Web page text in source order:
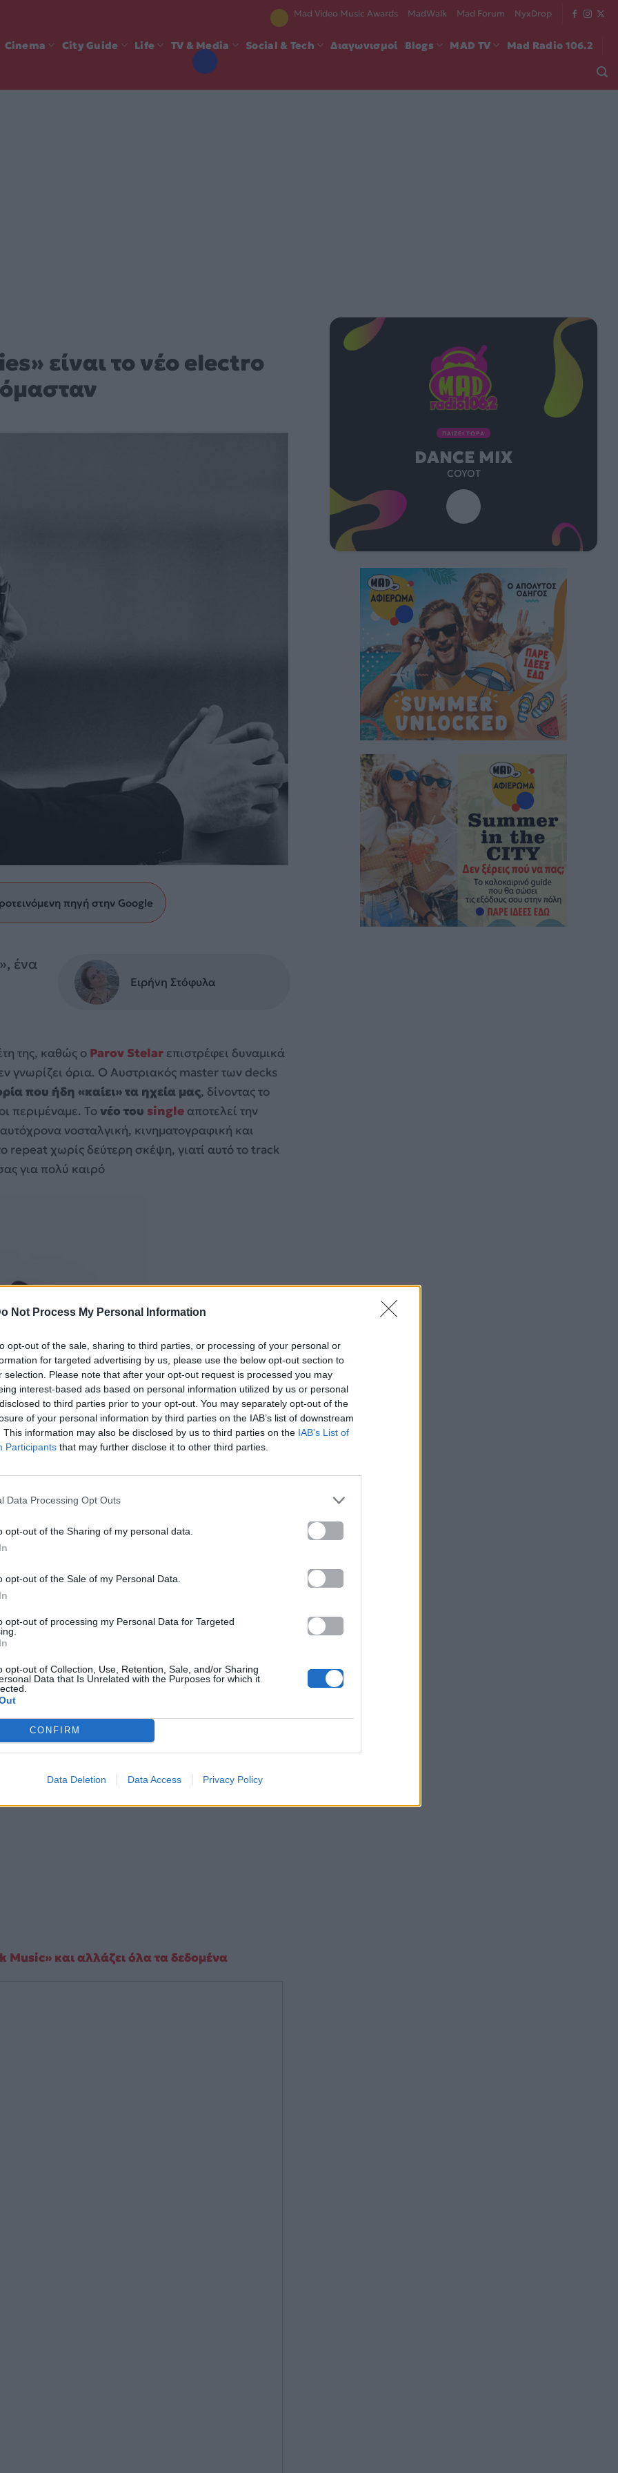
Not Process My Personal Information
opt-out of the sale, sharing to third parties, or processing of your personal or
for targeted advertising by us, please use the below opt-out section to
selection. Please note that after your opt-out request is processed you may
interest-based ads based on personal information utilized by us or personal
to third parties prior to your opt-out. You may separately opt-out of the
of your personal information by third parties on the IAB’s list of downstream
This information may also be disclosed by us to third parties on the IAB’s List of
Participants that may further disclose it to other third parties.
Data Processing Opt Outs
opt-out of the Sharing of my personal data.
opt-out of the Sale of my Personal Data.
opt-out of processing my Personal Data for Targeted
opt-out of Collection, Use, Retention, Sale, and/or Sharing
Data that Is Unrelated with the Purposes for which it
CONFIRM
Data Deletion Data Access Privacy Policy
Mad Video Music Awards MadWalk Mad Forum NyxDrop
Cinema City Guide Life TV & Media Social & Tech Διαγωνισμοί Blogs MAD TV Mad Radio 106.2
είναι το νέο electro
πηγή στην Google
ένα
Ειρήνη Στόφυλα
της, καθώς ο Parov Stelar επιστρέφει δυναμικά
γνωρίζει όρια. Ο Αυστριακός master των decks
που ήδη «καίει» τα ηχεία μας, δίνοντας το
περιμέναμε. Τονέο του single αποτελεί την
νοσταλγική, κινηματογραφική και
repeat χωρίς δεύτερη σκέψη, γιατί αυτό το track
για πολύ καιρό
parovstelarofficial/
υποδέχθηκε το
την υπογραφή του ίδιου του Marcus Füreder,
διάρκεια ακριβώς3 λεπτά και 33 δευτερόλεπτα
ηλεκτρονικά beats με την κομψότητα
και αλλάζει όλα τα δεδομένα
ΠΑΙΖΕΙ ΤΩΡΑ
DANCE MIX
COYOT